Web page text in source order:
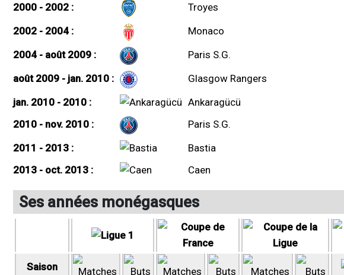
2000 - 2002 :
Troyes
2002 - 2004 :
Monaco
2004 - août 2009 :
Paris S.G.
août 2009 - jan. 2010 :
Glasgow Rangers
jan. 2010 - 2010 :
Ankaragücü
2010 - nov. 2010 :
Paris S.G.
2011 - 2013 :
Bastia
2013 - oct. 2013 :
Caen
Ses années monégasques
Saison